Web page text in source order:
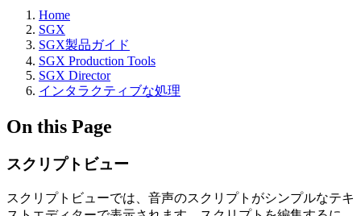
Home
SGX
SGX製品ガイド
SGX Production Tools
SGX Director
インタラクティブな処理
On this Page
スクリプトビュー
スクリプトビューでは、音声のスクリプトがシンプルなテキ